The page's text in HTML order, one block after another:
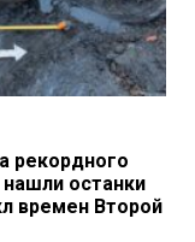
рекордного
останки
времен Второй